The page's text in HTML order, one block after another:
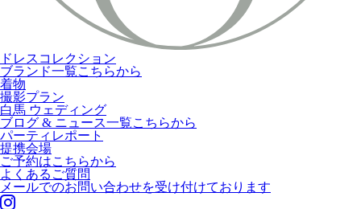
ドレスコレクション
ブランド一覧こちらから
着物
撮影プラン
白馬 ウェディング
ブログ & ニュース一覧こちらから
パーティレポート
提携会場
ご予約はこちらから
よくあるご質問
メールでのお問い合わせを受け付けております